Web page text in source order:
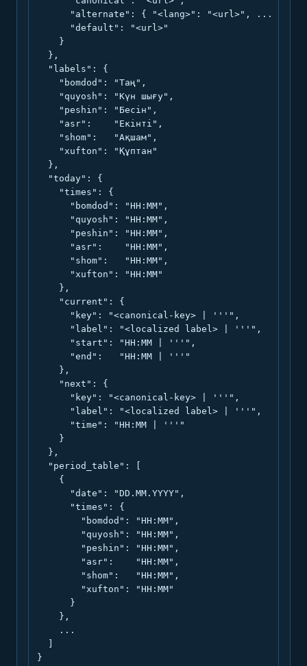
      "alternate": { "<lang>": "<url>", ... },
      "default": "<url>"
    }
  },
  "labels": {
    "bomdod": "Таң",
    "quyosh": "Күн шығу",
    "peshin": "Бесін",
    "asr":    "Екінті",
    "shom":   "Ақшам",
    "xufton": "Құптан"
  },
  "today": {
    "times": {
      "bomdod": "HH:MM",
      "quyosh": "HH:MM",
      "peshin": "HH:MM",
      "asr":    "HH:MM",
      "shom":   "HH:MM",
      "xufton": "HH:MM"
    },
    "current": {
      "key": "<canonical-key> | '''",
      "label": "<localized label> | '''",
      "start": "HH:MM | '''",
      "end":   "HH:MM | '''"
    },
    "next": {
      "key": "<canonical-key> | '''",
      "label": "<localized label> | '''",
      "time": "HH:MM | '''"
    }
  },
  "period_table": [
    {
      "date": "DD.MM.YYYY",
      "times": {
        "bomdod": "HH:MM",
        "quyosh": "HH:MM",
        "peshin": "HH:MM",
        "asr":    "HH:MM",
        "shom":   "HH:MM",
        "xufton": "HH:MM"
      }
    },
    ...
}